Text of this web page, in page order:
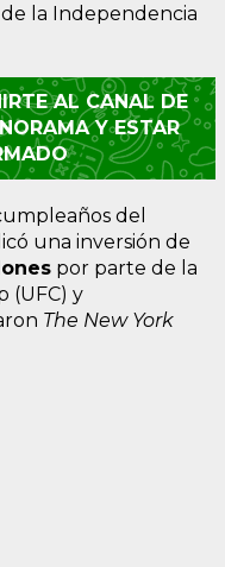
la Independencia
AL CANAL DE
Y ESTAR
del
una inversión de
por parte de la
(UFC) y
The New York